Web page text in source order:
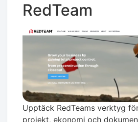
RedTeam
Upptäck RedTeams verktyg
projekt, ekonomi och